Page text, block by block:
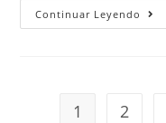
Continuar Leyendo
1 2